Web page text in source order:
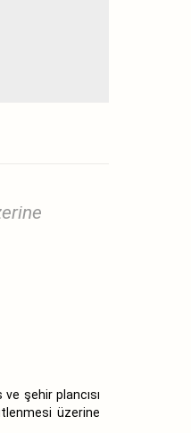
şehir plancısı
üzerine